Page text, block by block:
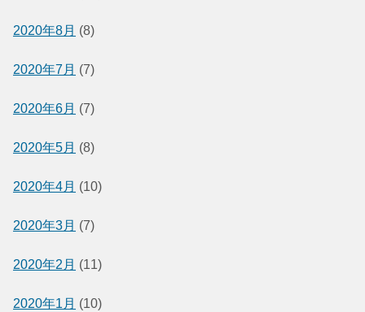
2020年8月 (8)
2020年7月 (7)
2020年6月 (7)
2020年5月 (8)
2020年4月 (10)
2020年3月 (7)
2020年2月 (11)
2020年1月 (10)